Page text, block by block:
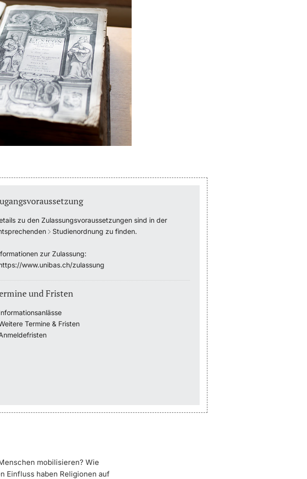
zu den Zulassungsvoraussetzungen sind in der
Studienordnung zu finden.
zur Zulassung:
www.unibas.ch/zulassung
und Fristen
Termine & Fristen
mobilisieren? Wie
Einfluss haben Religionen auf